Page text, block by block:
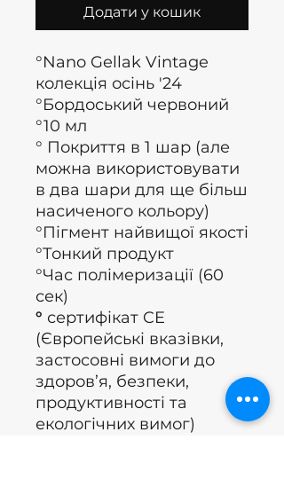
Додати у кошик
°Nano Gellak Vintage
колекція осінь '24
°Бордоський червоний
°10 мл
° Покриття в 1 шар (але
можна використовувати
в два шари для ще більш
насиченого кольору)
°Пігмент найвищої якості
°Тонкий продукт
°Час полімеризації (60
сек)
° сертифікат CE
(Європейські вказівки,
застосовні вимоги до
здоров’я, безпеки,
продуктивності та
екологічних вимог)